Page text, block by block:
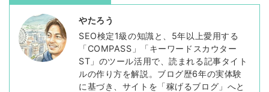
やたろう
SEO検定1級の知識と、5年以上愛用する
「COMPASS」「キーワードスカウター
ST」のツール活用で、読まれる記事タイト
ルの作り方を解説。ブログ歴6年の実体験
に基づき、サイトを「稼げるブログ」へと